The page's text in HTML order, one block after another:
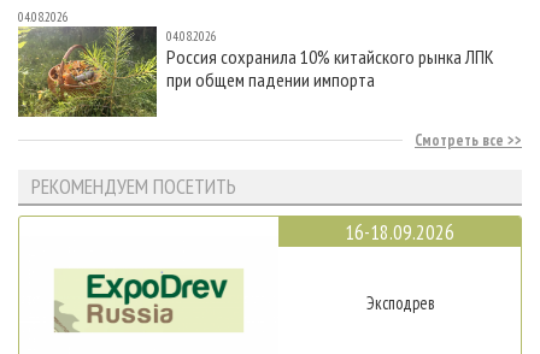
04.08.2026
04.08.2026
Россия сохранила 10% китайского рынка ЛПК
при общем падении импорта
Смотреть все
РЕКОМЕНДУЕМ ПОСЕТИТЬ
16-18.09.2026
Эксподрев